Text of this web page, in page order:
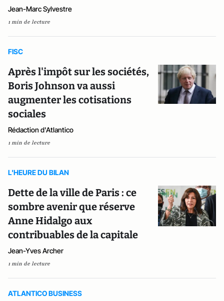
Jean-Marc Sylvestre
1 min de lecture
FISC
Après l'impôt sur les sociétés,
Boris Johnson va aussi
augmenter les cotisations
sociales
Rédaction d'Atlantico
1 min de lecture
L'HEURE DU BILAN
Dette de la ville de Paris : ce
sombre avenir que réserve
Anne Hidalgo aux
contribuables de la capitale
Jean-Yves Archer
1 min de lecture
ATLANTICO BUSINESS